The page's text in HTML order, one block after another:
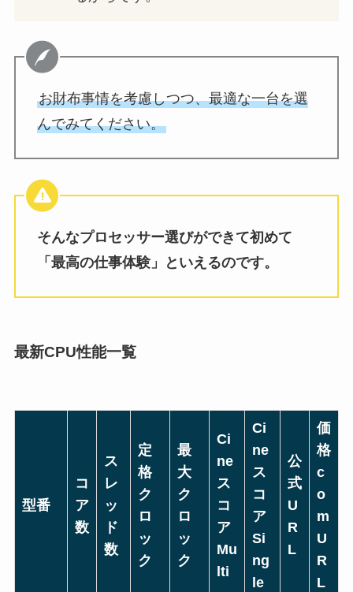
お財布事情を考慮しつつ、最適な一台を選
んでみてください。
そんなプロセッサー選びができて初めて
「最高の仕事体験」といえるのです。
最新CPU性能一覧
型番
コ
ア
数
ス
レ
ッ
ド
数
定
格
ク
ロ
ッ
ク
最
大
ク
ロ
ッ
ク
Ci
ne
ス
コ
ア
Mu
lti
Ci
ne
ス
コ
ア
Si
ng
le
公
式
U
R
L
価
格
c
o
m
U
R
L